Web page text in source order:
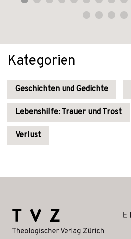
Kategorien
Geschichten und Gedichte
Lebenshilfe: Trauer und Trost
Verlust